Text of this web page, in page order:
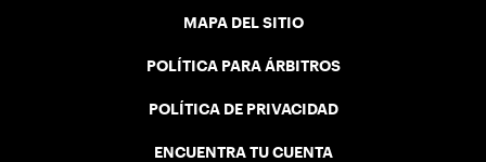
MAPA DEL SITIO
POLÍTICA PARA ÁRBITROS
POLÍTICA DE PRIVACIDAD
ENCUENTRA TU CUENTA